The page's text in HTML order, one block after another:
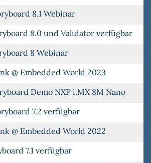
8.1 Webinar
8.0 und Validator verfügbar
8 Webinar
@ Embedded World 2023
Demo NXP i.MX 8M Nano
7.2 verfügbar
@ Embedded World 2022
7.1 verfügbar